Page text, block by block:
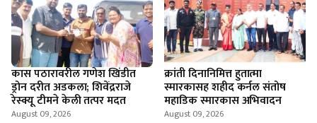
कास पठारावरील गणेश खिंडीत
ड्रोन दरीत अडकला; शिवेंद्रराजे
रेस्क्यू टीमने केली तत्पर मदत
August 09, 2026
क्रांती दिनानिमित्त हुतात्मा
स्मारकासह शहीद कर्नल संतोष
महाडिक स्मारकास अभिवादन
August 09, 2026